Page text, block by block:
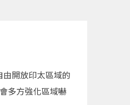
開放印太區域的
多方強化區域嚇